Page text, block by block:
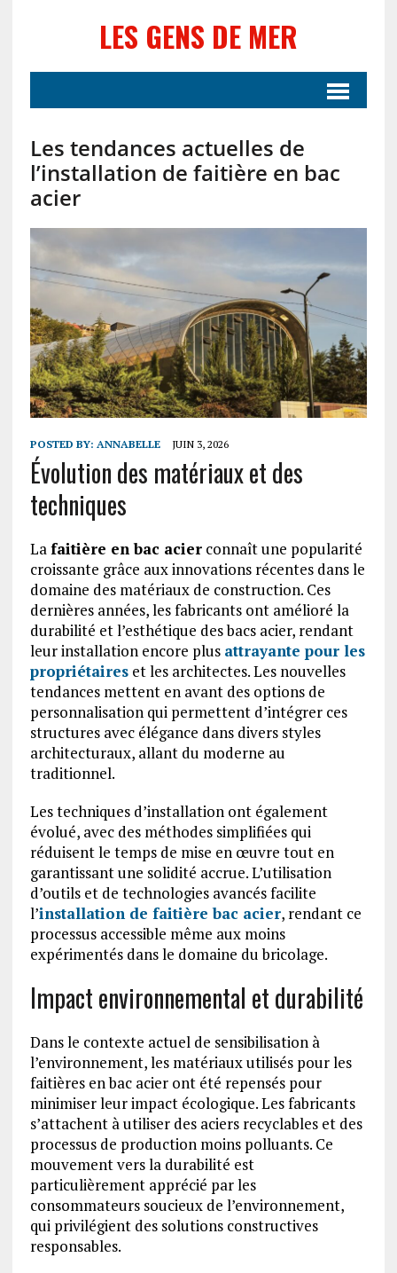
LES GENS DE MER
Les tendances actuelles de
l’installation de faitière en bac
acier
POSTED BY: ANNABELLE JUIN 3, 2026
Évolution des matériaux et des
techniques
Lafaitière en bac acierconnaît une popularité
croissante grâce aux innovations récentes dans le
domaine des matériaux de construction. Ces
dernières années, les fabricants ont amélioré la
durabilité et l’esthétique des bacs acier, rendant
leur installation encore plus attrayante pour les
propriétaireset les architectes. Les nouvelles
tendances mettent en avant des options de
personnalisation qui permettent d’intégrer ces
structures avec élégance dans divers styles
architecturaux, allant du moderne au
traditionnel.
Les techniques d’installation ont également
évolué, avec des méthodes simplifiées qui
réduisent le temps de mise en œuvre tout en
garantissant une solidité accrue. L’utilisation
d’outils et de technologies avancés facilite
l’installation de faitière bac acier, rendant ce
processus accessible même aux moins
expérimentés dans le domaine du bricolage.
Impact environnemental et durabilité
Dans le contexte actuel de sensibilisation à
l’environnement, les matériaux utilisés pour les
faitières en bac acier ont été repensés pour
minimiser leur impact écologique. Les fabricants
s’attachent à utiliser des aciers recyclables et des
processus de production moins polluants. Ce
mouvement vers la durabilité est
particulièrement apprécié par les
consommateurs soucieux de l’environnement,
qui privilégient des solutions constructives
responsables.